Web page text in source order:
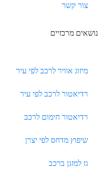
צור קשר
נושאים מרכזיים
מיזוג אוויר לרכב לפי עיר
רדיאטור לרכב לפי עיר
רדיאטור חימום לרכב
שיפוץ מדחס לפי יצרן
גז למזגן ברכב